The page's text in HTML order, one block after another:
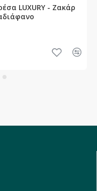
LUXURY - Ζακάρ